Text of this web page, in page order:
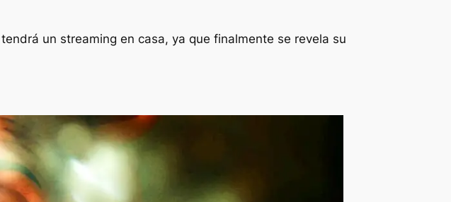
un streaming en casa, ya que finalmente se revela su